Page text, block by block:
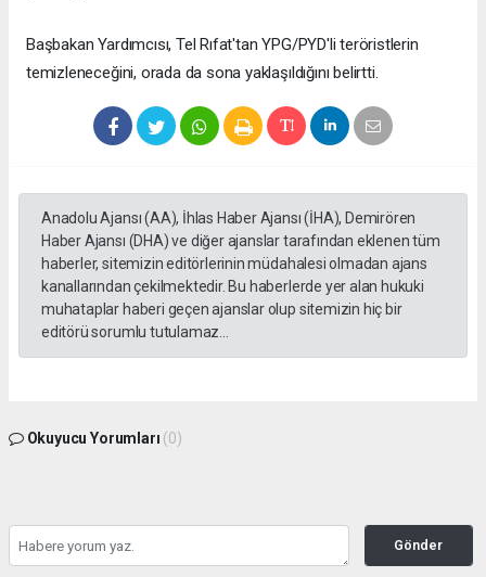
Başbakan Yardımcısı, Tel Rıfat'tan YPG/PYD'li teröristlerin
temizleneceğini, orada da sona yaklaşıldığını belirtti.
Anadolu Ajansı (AA), İhlas Haber Ajansı (İHA), Demirören
Haber Ajansı (DHA) ve diğer ajanslar tarafından eklenen tüm
haberler, sitemizin editörlerinin müdahalesi olmadan ajans
kanallarından çekilmektedir. Bu haberlerde yer alan hukuki
muhataplar haberi geçen ajanslar olup sitemizin hiç bir
editörü sorumlu tutulamaz...
Okuyucu Yorumları (0)
Gönder